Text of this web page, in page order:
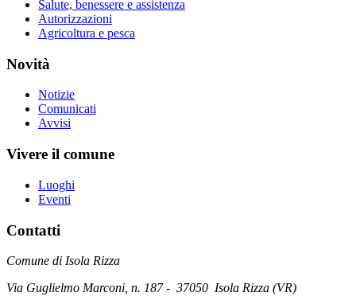
Salute, benessere e assistenza
Autorizzazioni
Agricoltura e pesca
Novità
Notizie
Comunicati
Avvisi
Vivere il comune
Luoghi
Eventi
Contatti
Comune di Isola Rizza
Via Guglielmo Marconi, n. 187 - 37050 Isola Rizza (VR)